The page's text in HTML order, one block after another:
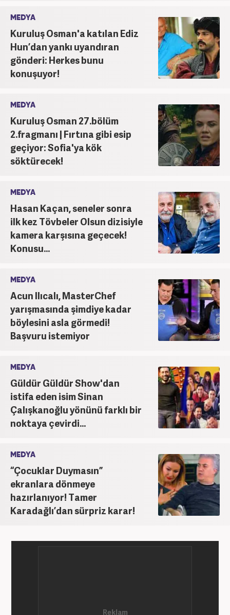
MEDYA
Kuruluş Osman'a katılan Ediz
Hun’dan yankı uyandıran
gönderi: Herkes bunu
konuşuyor!
MEDYA
Kuruluş Osman 27.bölüm
2.fragmanı | Fırtına gibi esip
geçiyor: Sofia'ya kök
söktürecek!
MEDYA
Hasan Kaçan, seneler sonra
ilk kez Tövbeler Olsun dizisiyle
kamera karşısına geçecek!
Konusu...
MEDYA
Acun Ilıcalı, MasterChef
yarışmasında şimdiye kadar
böylesini asla görmedi!
Başvuru istemiyor
MEDYA
Güldür Güldür Show'dan
istifa eden isim Sinan
Çalışkanoğlu yönünü farklı bir
noktaya çevirdi...
MEDYA
“Çocuklar Duymasın”
ekranlara dönmeye
hazırlanıyor! Tamer
Karadağlı’dan sürpriz karar!